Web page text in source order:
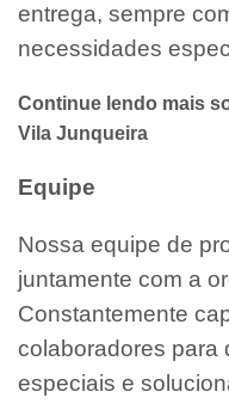
entrega, sempre
necessidades
Continue lendo mais
Vila Junqueira
Equipe
Nossa equipe de
juntamente com a
Constantemente
colaboradores para
especiais e